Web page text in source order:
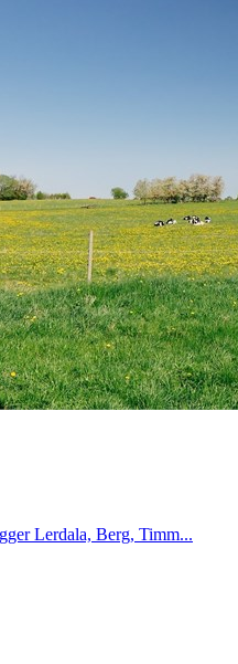
Lerdala, Berg, Timm...